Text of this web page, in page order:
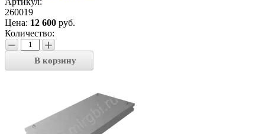
260019
Цена: 12 600 руб.
Количество:
− +
В корзину